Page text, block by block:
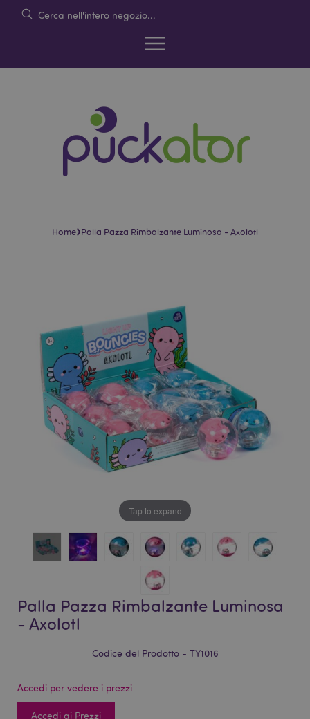
Home›Palla Pazza Rimbalzante Luminosa - Axolotl
immagini
Tap to expand
Palla Pazza Rimbalzante Luminosa
- Axolotl
Codice del Prodotto - TY1016
Accedi per vedere i prezzi
Accedi ai Prezzi